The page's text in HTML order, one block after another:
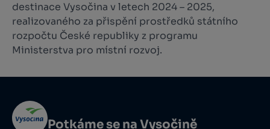
destinace Vysočina v letech 2024 – 2025,
realizovaného za přispění prostředků státního
rozpočtu České republiky z programu
Ministerstva pro místní rozvoj.
Potkáme se na Vysočině